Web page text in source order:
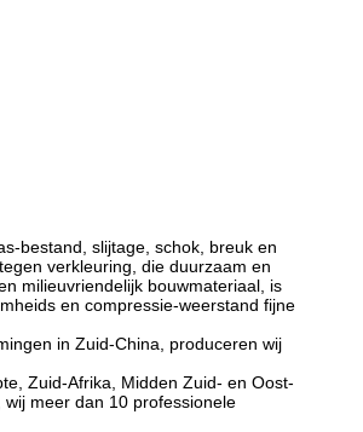
bestand, slijtage, schok, breuk en
verkleuring, die duurzaam en
milieuvriendelijk bouwmateriaal, is
en compressie-weerstand fijne
in Zuid-China, produceren wij
Zuid-Afrika, Midden Zuid- en Oost-
meer dan 10 professionele